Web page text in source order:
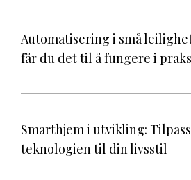
Automatisering i små
får du det til å fungere i
Smarthjem i utvikling: Tilpass
teknologien til din livsstil